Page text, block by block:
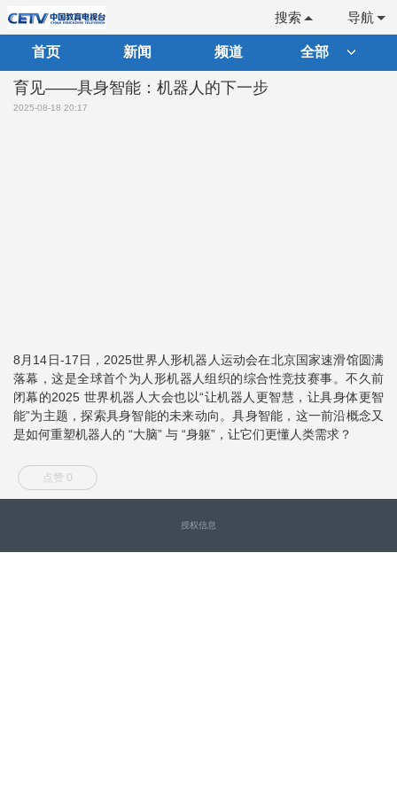
导航
搜索
首页 新闻 频道 全部
育见——具身智能：机器人的下一步
2025-08-18 20:17
8月14日-17日，2025世界人形机器人运动会在北京国家速滑馆圆满
落幕，这是全球首个为人形机器人组织的综合性竞技赛事。不久前
闭幕的2025 世界机器人大会也以“让机器人更智慧，让具身体更智
能”为主题，探索具身智能的未来动向。具身智能，这一前沿概念又
是如何重塑机器人的 “大脑” 与 “身躯”，让它们更懂人类需求？
点赞 0
授权信息